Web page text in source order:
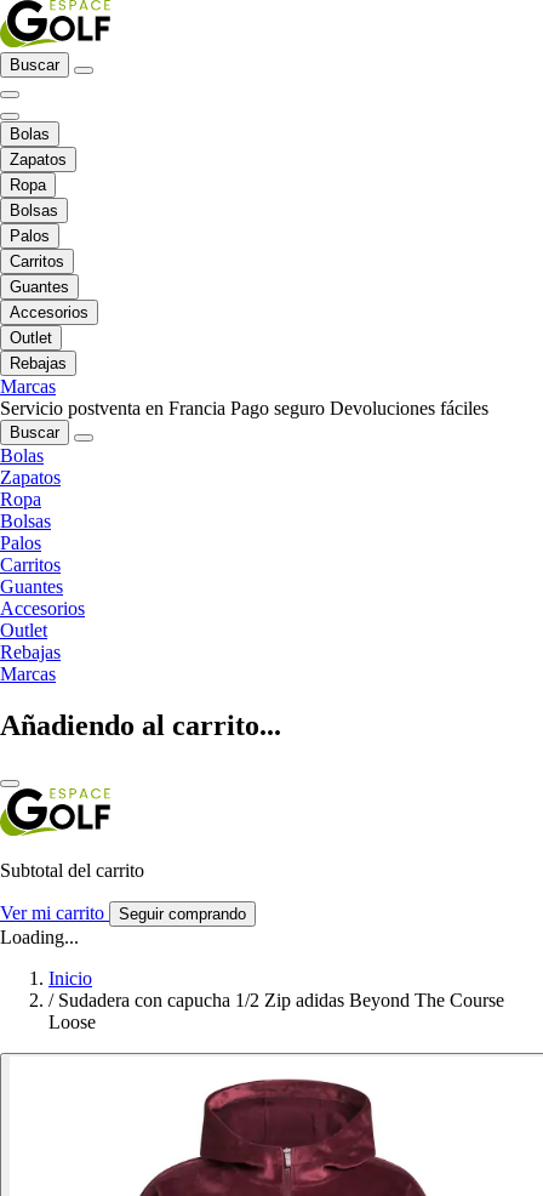
Buscar
Bolas
Zapatos
Ropa
Bolsas
Palos
Carritos
Guantes
Accesorios
Outlet
Rebajas
Marcas
Servicio postventa en Francia Pago seguro Devoluciones fáciles
Buscar
Bolas
Zapatos
Ropa
Bolsas
Palos
Carritos
Guantes
Accesorios
Outlet
Rebajas
Marcas
Añadiendo al carrito...
Subtotal del carrito
Ver mi carrito Seguir comprando
Loading...
Inicio
/ Sudadera con capucha 1/2 Zip adidas Beyond The Course
Loose